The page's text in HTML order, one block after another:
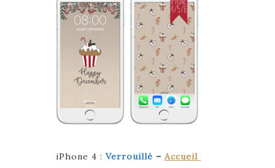
iPhone 4 : Verrouillé – Accueil